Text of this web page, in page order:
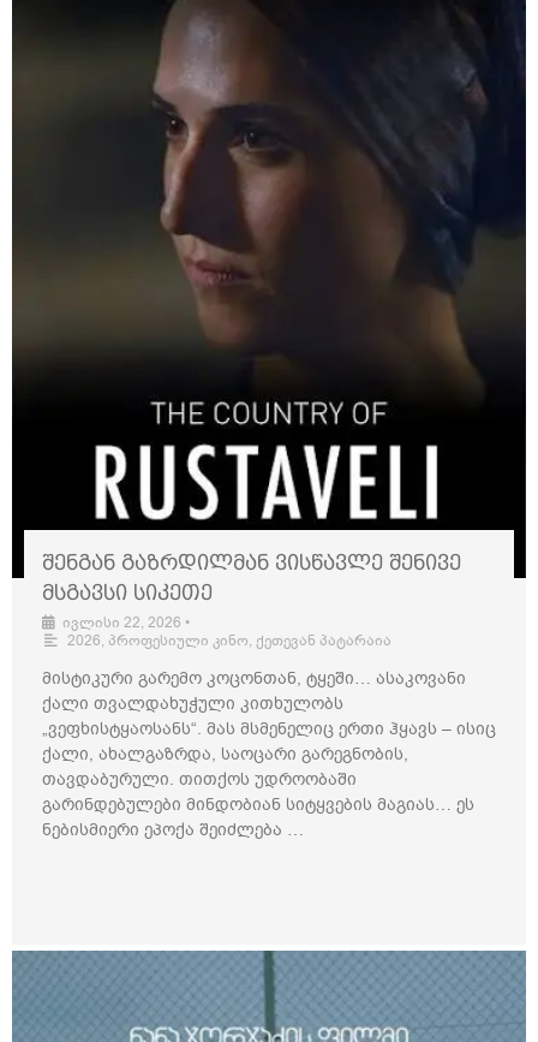
შენგან გაზრდილმან ვისწავლე შენივე
მსგავსი სიკეთე
ივლისი 22, 2026 •
2026, პროფესიული კინო, ქეთევან პატარაია
მისტიკური გარემო კოცონთან, ტყეში… ასაკოვანი
ქალი თვალდახუჭული კითხულობს
„ვეფხისტყაოსანს“. მას მსმენელიც ერთი ჰყავს – ისიც
ქალი, ახალგაზრდა, საოცარი გარეგნობის,
თავდაბურული. თითქოს უდროობაში
გარინდებულები მინდობიან სიტყვების მაგიას… ეს
ნებისმიერი ეპოქა შეიძლება …